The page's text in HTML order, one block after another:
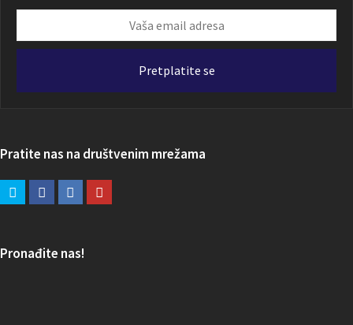
email
Pretplatite se
Pratite nas na društvenim mrežama
Pronađite nas!